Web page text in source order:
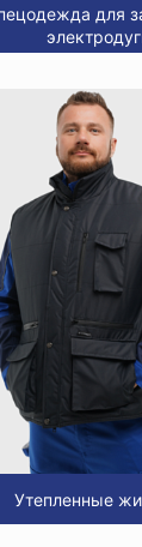
для
Утепленные